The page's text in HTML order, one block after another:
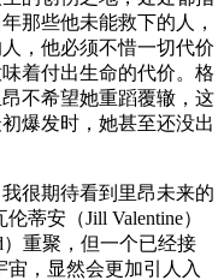
那些他未能救下的人，
，他必须不惜一切代价
着付出生命的代价。格
不希望她重蹈覆辙，这
爆发时，她甚至还没出
很期待看到里昂未来的
蒂安（Jill Valentine）
）重聚，但一个已经接
宙，显然会更加引人入